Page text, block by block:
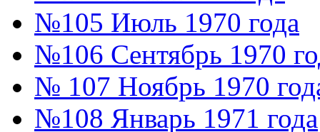
№105 Июль 1970 года
№106 Сентябрь 1970
№ 107 Ноябрь 1970
№108 Январь 1971 года